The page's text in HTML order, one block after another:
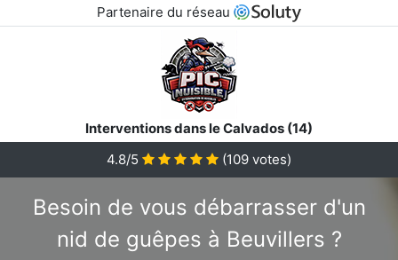
Partenaire du réseau
Interventions dans le Calvados (14)
4.8/5 (109 votes)
Besoin de vous débarrasser d'un
nid de guêpes à Beuvillers ?